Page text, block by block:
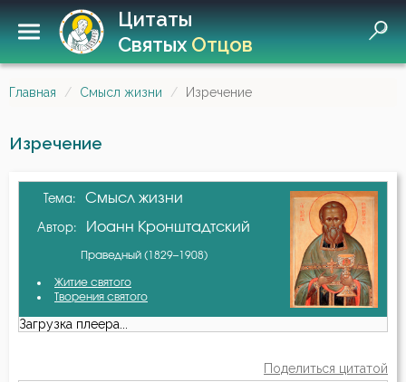
Цитаты
СвятыхОтцов
Главная Смысл жизни Изречение
Изречение
Тема: Смысл жизни
Автор: Иоанн Кронштадтский
Праведный (1829–1908)
Житие святого
Творения святого
Загрузка плеера...
Поделиться цитатой